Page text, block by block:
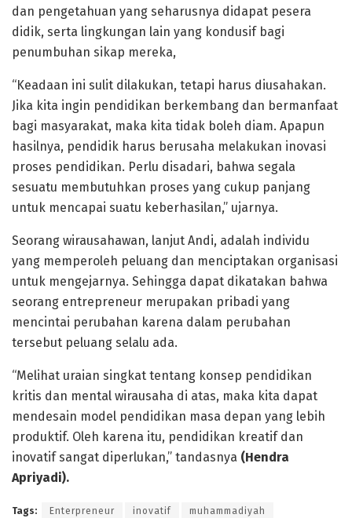
dan pengetahuan yang seharusnya didapat pesera
didik, serta lingkungan lain yang kondusif bagi
penumbuhan sikap mereka,
“Keadaan ini sulit dilakukan, tetapi harus diusahakan.
Jika kita ingin pendidikan berkembang dan bermanfaat
bagi masyarakat, maka kita tidak boleh diam. Apapun
hasilnya, pendidik harus berusaha melakukan inovasi
proses pendidikan. Perlu disadari, bahwa segala
sesuatu membutuhkan proses yang cukup panjang
untuk mencapai suatu keberhasilan,” ujarnya.
Seorang wirausahawan, lanjut Andi, adalah individu
yang memperoleh peluang dan menciptakan organisasi
untuk mengejarnya. Sehingga dapat dikatakan bahwa
seorang entrepreneur merupakan pribadi yang
mencintai perubahan karena dalam perubahan
tersebut peluang selalu ada.
“Melihat uraian singkat tentang konsep pendidikan
kritis dan mental wirausaha di atas, maka kita dapat
mendesain model pendidikan masa depan yang lebih
produktif. Oleh karena itu, pendidikan kreatif dan
inovatif sangat diperlukan,” tandasnya (Hendra
Apriyadi).
Tags: Enterpreneur inovatif muhammadiyah